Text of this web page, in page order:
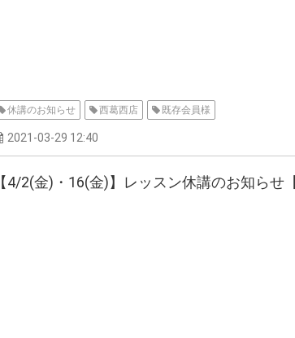
休講のお知らせ 西葛西店 既存会員様
2021-03-29 12:40
【4/2(金)・16(金)】レッスン休講のお知ら